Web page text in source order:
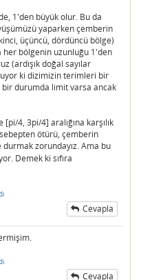
1'den büyük olur. Bu da
yaparken çemberin
üçüncü, dördüncü bölge)
bölgenin uzunluğu 1'den
(ardışık doğal sayılar
ki dizimizin terimleri bir
durumda limit varsa ancak
4, 3pi/4] aralığına karşılık
ötürü, çemberin
zorundayız. Ama bu
Demek ki sıfıra
Cevapla
Cevapla